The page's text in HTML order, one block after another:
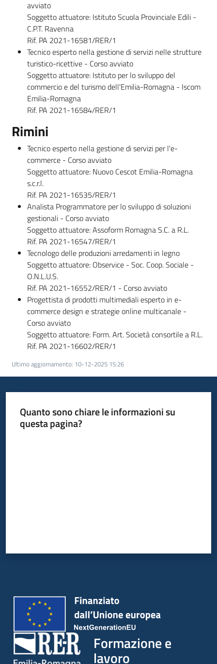
avviato
Soggetto attuatore: Istituto Scuola Provinciale Edili -
C.P.T. Ravenna
Rif. PA 2021-16581/RER/1
Tecnico esperto nella gestione di servizi nelle strutture
turistico-ricettive - Corso avviato
Soggetto attuatore: Istituto per lo sviluppo del
commercio e del turismo dell'Emilia-Romagna - Iscom
Emilia-Romagna
Rif. PA 2021-16584/RER/1
Rimini
Tecnico esperto nella gestione di servizi per l'e-
commerce - Corso avviato
Soggetto attuatore: Nuovo Cescot Emilia-Romagna
s.c.r.l.
Rif. PA 2021-16535/RER/1
Analista Programmatore per lo sviluppo di soluzioni
gestionali - Corso avviato
Soggetto attuatore: Assoform Romagna S.C. a R.L.
Rif. PA 2021-16547/RER/1
Tecnologo delle produzioni arredamenti in legno
Soggetto attuatore: Observice - Soc. Coop. Sociale -
O.N.L.U.S.
Rif. PA 2021-16552/RER/1 - Corso avviato
Progettista di prodotti multimediali esperto in e-
commerce design e strategie online multicanale -
Corso avviato
Soggetto attuatore: Form. Art. Società consortile a R.L.
Rif. PA 2021-16602/RER/1
Ultimo aggiornamento: 10-12-2025 15:26
Quanto sono chiare le informazioni su
questa pagina?
Formazione e
lavoro